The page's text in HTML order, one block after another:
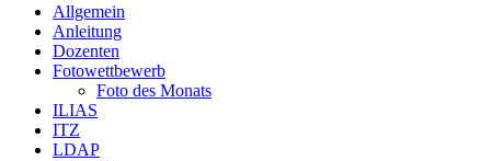
Allgemein
Anleitung
Dozenten
Fotowettbewerb
Foto des Monats
ILIAS
ITZ
LDAP